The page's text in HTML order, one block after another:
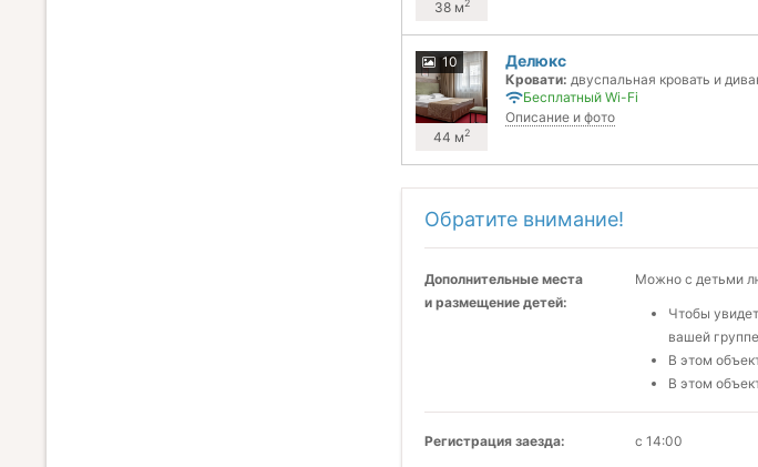
38 м2
10
44 м2
Делюкс
Кровати: двуспальная кровать и
Бесплатный Wi-Fi
Описание и фото
Обратите внимание!
Дополнительные места
и размещение детей:
Можно с детьми
Чтобы
вашей
В этом
В этом
Регистрация заезда: с 14:00